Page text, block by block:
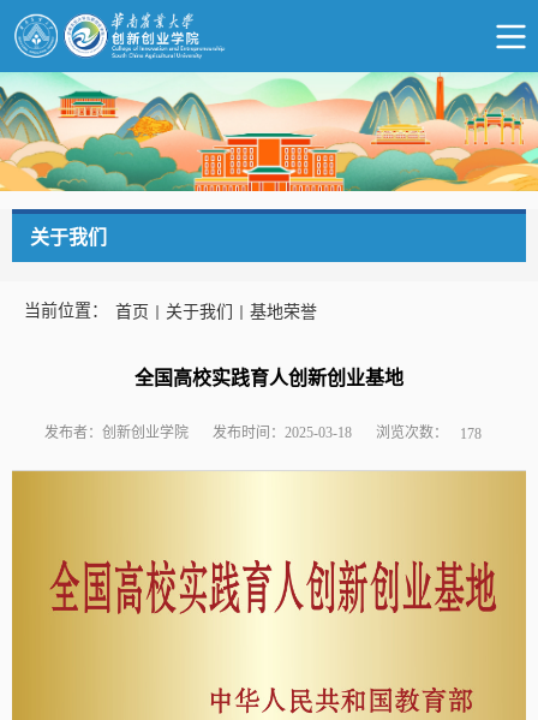
关于我们
当前位置： 首页 关于我们 基地荣誉
全国高校实践育人创新创业基地
发布者：创新创业学院 发布时间：2025-03-18 浏览次数： 178